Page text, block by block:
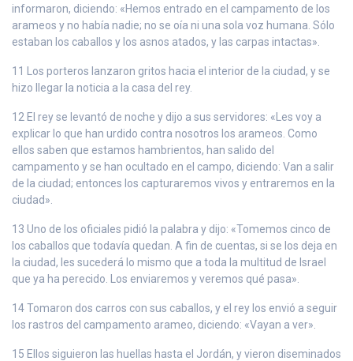
informaron, diciendo: «Hemos entrado en el campamento de los
arameos y no había nadie; no se oía ni una sola voz humana. Sólo
estaban los caballos y los asnos atados, y las carpas intactas».
11 Los porteros lanzaron gritos hacia el interior de la ciudad, y se
hizo llegar la noticia a la casa del rey.
12 El rey se levantó de noche y dijo a sus servidores: «Les voy a
explicar lo que han urdido contra nosotros los arameos. Como
ellos saben que estamos hambrientos, han salido del
campamento y se han ocultado en el campo, diciendo: Van a salir
de la ciudad; entonces los capturaremos vivos y entraremos en la
ciudad».
13 Uno de los oficiales pidió la palabra y dijo: «Tomemos cinco de
los caballos que todavía quedan. A fin de cuentas, si se los deja en
la ciudad, les sucederá lo mismo que a toda la multitud de Israel
que ya ha perecido. Los enviaremos y veremos qué pasa».
14 Tomaron dos carros con sus caballos, y el rey los envió a seguir
los rastros del campamento arameo, diciendo: «Vayan a ver».
15 Ellos siguieron las huellas hasta el Jordán, y vieron diseminados